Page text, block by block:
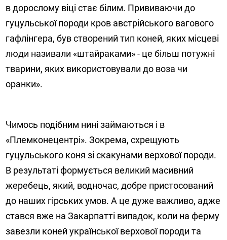
в дорослому віці стає білим. Прививаючи до
гуцульської породи кров австрійського вагового
гафлінгера, був створений тип коней, яких місцеві
люди називали «штайраками» - це більш потужні
тварини, яких використовували до воза чи
оранки».
Чимось подібним нині займаються і в
«Племконецентрі». Зокрема, схрещують
гуцульського коня зі скакунами верхової породи.
В результаті формується великий масивний
жеребець, який, водночас, добре пристосований
до наших гірських умов. А це дуже важливо, адже
стався вже на Закарпатті випадок, коли на ферму
завезли коней української верхової породи та